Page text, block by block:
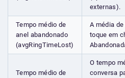
externas).
Tempo médio de
anel abandonado
(avgRingTimeLost)
A média
toque em
Tempo médio de
O tempo
conversa